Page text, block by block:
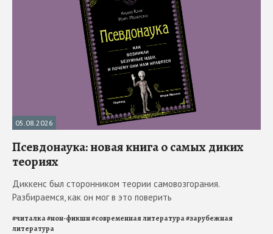
05.08.2026
Псевдонаука: новая книга о самых диких
теориях
Диккенс был сторонником теории самовозгорания.
Разбираемся, как он мог в это поверить
#читалка#нон-фикшн#современная литература#зарубежная
литература